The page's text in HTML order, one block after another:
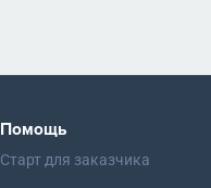
Помощь
Старт для заказчика